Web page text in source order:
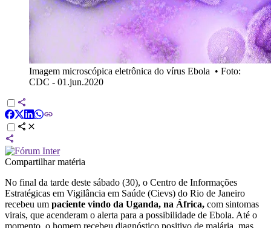
Imagem microscópica eletrônica do vírus Ebola • Foto:
CDC - 01.jun.2020
Compartilhar matéria
No final da tarde deste sábado (30), o Centro de Informações
Estratégicas em Vigilância em Saúde (Cievs) do Rio de Janeiro
recebeu um paciente vindo da Uganda, na África, com sintomas
virais, que acenderam o alerta para a possibilidade de Ebola. Até o
momento, o homem recebeu diagnóstico positivo de malária, mas